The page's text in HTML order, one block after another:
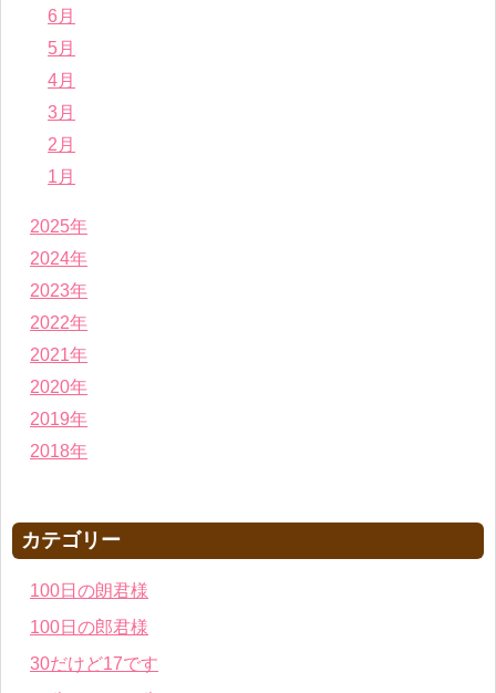
6月
5月
4月
3月
2月
1月
2025年
2024年
2023年
2022年
2021年
2020年
2019年
2018年
カテゴリー
100日の朗君様
100日の郎君様
30だけど17です